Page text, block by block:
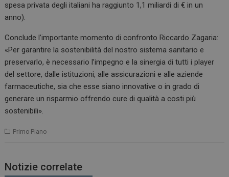
spesa privata degli italiani ha raggiunto 1,1 miliardi di € in un
anno).
Conclude l’importante momento di confronto Riccardo Zagaria:
«Per garantire la sostenibilità del nostro sistema sanitario e
preservarlo, è necessario l’impegno e la sinergia di tutti i player
del settore, dalle istituzioni, alle assicurazioni e alle aziende
farmaceutiche, sia che esse siano innovative o in grado di
generare un risparmio offrendo cure di qualità a costi più
sostenibili».
Primo Piano
Notizie correlate